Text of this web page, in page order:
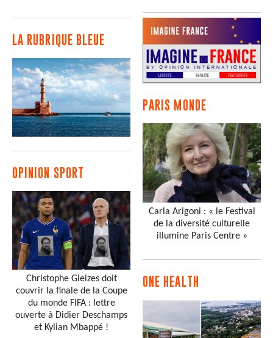
LA RUBRIQUE BLEUE
OPINION SPORT
Christophe Gleizes doit
couvrir la finale de la Coupe
du monde FIFA : lettre
ouverte à Didier Deschamps
et Kylian Mbappé !
PARIS MONDE
Carla Arigoni : « le Festival
de la diversité culturelle
illumine Paris Centre »
ONE HEALTH